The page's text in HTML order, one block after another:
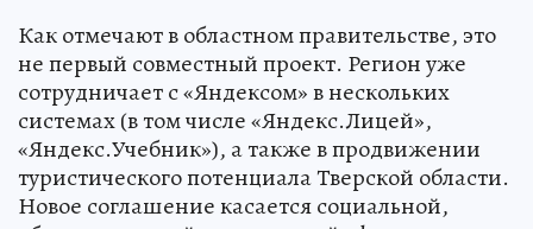
Как отмечают в областном правительстве, это
не первый совместный проект. Регион уже
сотрудничает с «Яндексом» в нескольких
системах (в том числе «Яндекс.Лицей»,
«Яндекс.Учебник»), а также в продвижении
туристического потенциала Тверской области.
Новое соглашение касается социальной,